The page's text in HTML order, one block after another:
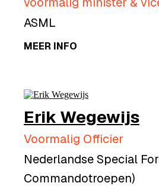
ASML
MEER INFO
Erik Wegewijs
Voormalig Officier
Nederlandse Special
Commandotroepen)